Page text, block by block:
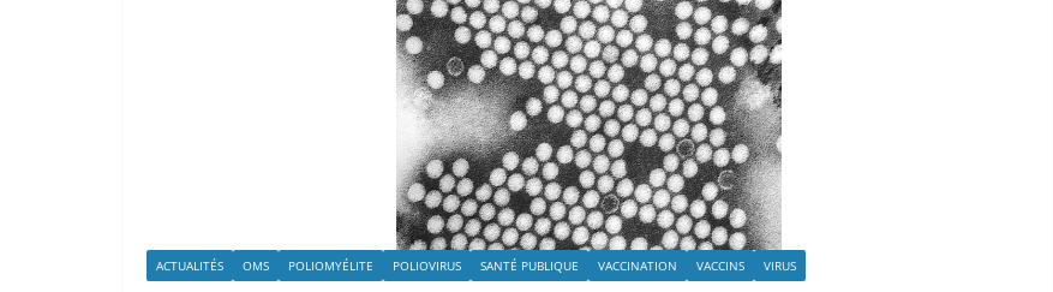
ACTUALITÉS OMS POLIOMYÉLITE POLIOVIRUS SANTÉ PUBLIQUE VACCINATION VACCINS VIRUS